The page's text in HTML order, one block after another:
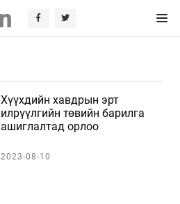
Хүүхдийн хавдрын эрт
илрүүлгийн төвийн барилга
ашиглалтад орлоо
2023-08-10